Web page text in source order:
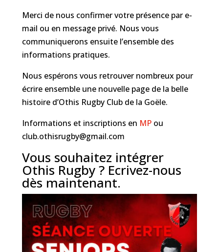
Merci de nous confirmer votre présence par e-
mail ou en message privé. Nous vous
communiquerons ensuite l’ensemble des
informations pratiques.
Nous espérons vous retrouver nombreux pour
écrire ensemble une nouvelle page de la belle
histoire d’Othis Rugby Club de la Goële.
Informations et inscriptions en MP ou
club.othisrugby@gmail.com
Vous souhaitez intégrer
Othis Rugby ? Ecrivez-nous
dès maintenant.